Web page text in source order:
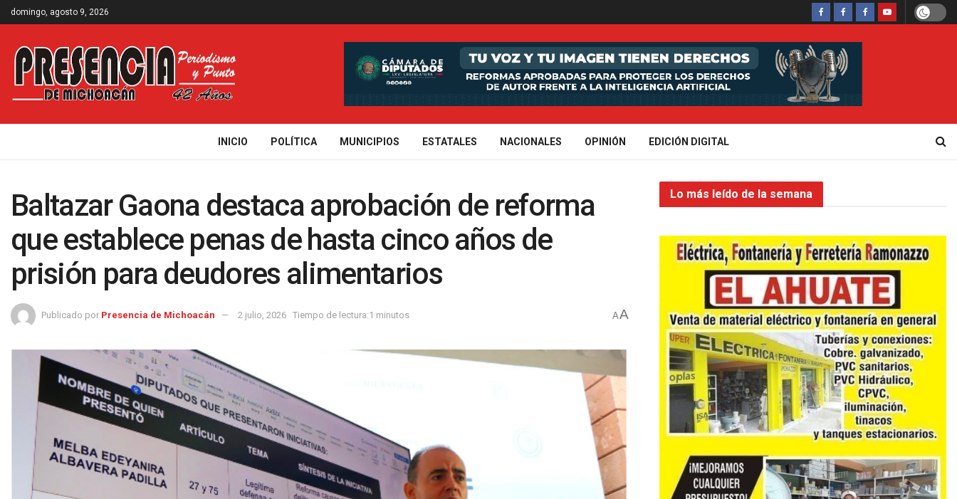
domingo, agosto 9, 2026
INICIO POLÍTICA MUNICIPIOS ESTATALES NACIONALES OPINIÓN EDICIÓN DIGITAL
Baltazar Gaona destaca aprobación de reforma
que establece penas de hasta cinco años de
prisión para deudores alimentarios
Publicado por Presencia de Michoacán 2 julio, 2026 Tiempo de lectura:1 minutos AA
Lo más leído de la semana